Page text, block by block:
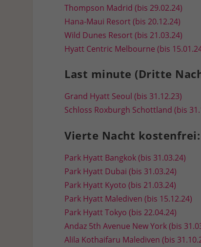
Thompson Madrid (bis 29.02.24)
Hana-Maui Resort (bis 20.12.24)
Wild Dunes Resort (bis 21.03.24)
Hyatt Centric Melbourne (bis
Last minute (Dritte
Grand Hyatt Seoul (bis 31.12.23)
Schloss Roxburgh Schottland (bis
Vierte Nacht kostenfrei:
Park Hyatt Bangkok (bis 31.03.24)
Park Hyatt Dubai (bis 31.03.24)
Park Hyatt Kyoto (bis 21.03.24)
Park Hyatt Malediven (bis 15.12.24)
Park Hyatt Tokyo (bis 22.04.24)
Andaz 5th Avenue New York (bis
Alila Kothaifaru Malediven (bis